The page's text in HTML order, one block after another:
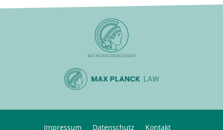
Impressum Datenschutz Kontakt